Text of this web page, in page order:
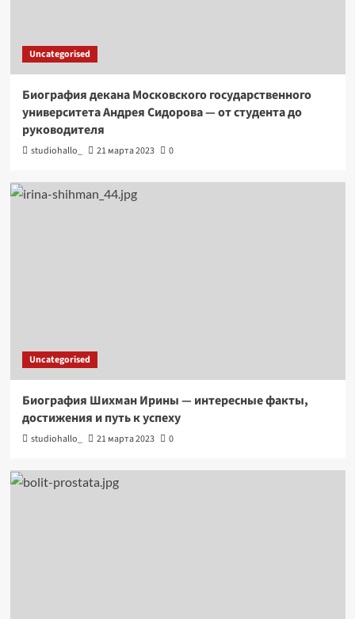
Uncategorised
Биография декана Московского государственного
университета Андрея Сидорова — от студента до
руководителя
studiohallo_ 21 марта 2023 0
Uncategorised
Биография Шихман Ирины — интересные факты,
достижения и путь к успеху
studiohallo_ 21 марта 2023 0